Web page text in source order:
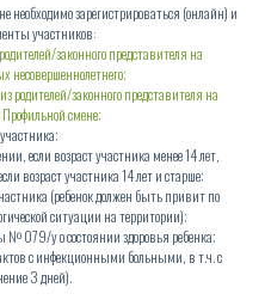
необходимо зарегистрироваться (онлайн) и
участников:
законного представителя на
несовершеннолетнего;
родителей/законного представителя на
Профильной смене;
если возраст участника менее 14 лет,
возраст участника 14 лет и старше;
(ребенок должен быть привит по
ситуации на территории);
079/у о состоянии здоровья ребенка;
с инфекционными больными, в т.ч. с
3 дней).